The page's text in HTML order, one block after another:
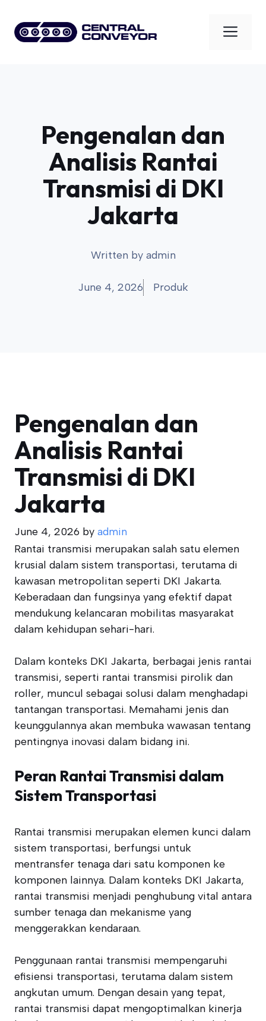
content
Pengenalan dan
Analisis Rantai
Transmisi di DKI
Jakarta
Written by admin
June 4, 2026 Produk
Pengenalan dan
Analisis Rantai
Transmisi di DKI
Jakarta
June 4, 2026 by admin
Rantai transmisi merupakan salah satu elemen
krusial dalam sistem transportasi, terutama di
kawasan metropolitan seperti DKI Jakarta.
Keberadaan dan fungsinya yang efektif dapat
mendukung kelancaran mobilitas masyarakat
dalam kehidupan sehari-hari.
Dalam konteks DKI Jakarta, berbagai jenis rantai
transmisi, seperti rantai transmisi pirolik dan
roller, muncul sebagai solusi dalam menghadapi
tantangan transportasi. Memahami jenis dan
keunggulannya akan membuka wawasan tentang
pentingnya inovasi dalam bidang ini.
Peran Rantai Transmisi dalam
Sistem Transportasi
Rantai transmisi merupakan elemen kunci dalam
sistem transportasi, berfungsi untuk
mentransfer tenaga dari satu komponen ke
komponen lainnya. Dalam konteks DKI Jakarta,
rantai transmisi menjadi penghubung vital antara
sumber tenaga dan mekanisme yang
menggerakkan kendaraan.
Penggunaan rantai transmisi mempengaruhi
efisiensi transportasi, terutama dalam sistem
angkutan umum. Dengan desain yang tepat,
rantai transmisi dapat mengoptimalkan kinerja